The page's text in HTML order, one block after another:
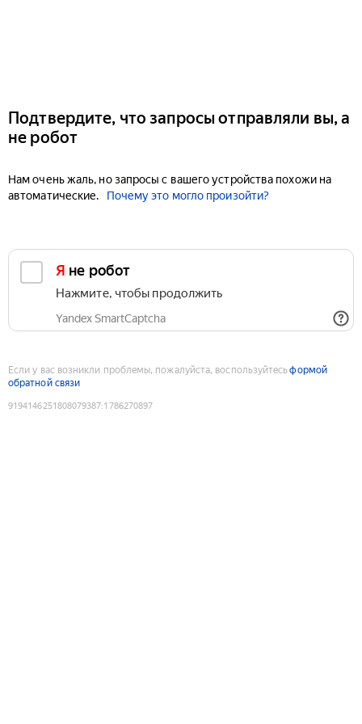
Подтвердите, что запросы отправляли вы, а
не робот
Нам очень жаль, но запросы с вашего устройства похожи на
автоматические.
Почему это могло произойти?
Я не робот
Нажмите, чтобы продолжить
Yandex SmartCaptcha
Если у вас возникли проблемы, пожалуйста, воспользуйтесьформой
обратной связи
9194146251808079387:1786270897